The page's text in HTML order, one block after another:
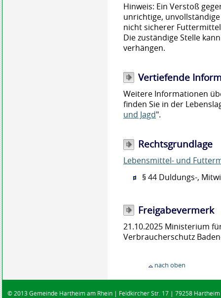
Hinweis: Ein Verstoß
unrichtige,
nicht sicherer
Die zuständige Stelle
verhängen.
Vertiefende
Weitere Informationen
finden Sie in der
und Jagd".
Rechtsgrundlage
Lebensmittel- und
§ 44 Duldungs-,
Freigabevermerk
21.10.2025 Ministerium
Verbraucherschutz
nach oben
© 2013 Gemeinde Hartheim am Rhein | Feldkircher Str. 17 | 79258